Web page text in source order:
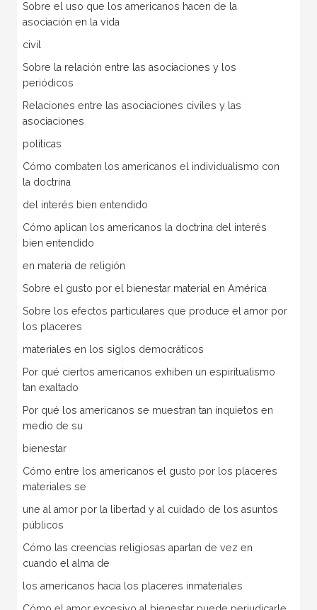
Sobre el uso que los americanos hacen de la
asociación en la vida
civil
Sobre la relación entre las asociaciones y los
periódicos
Relaciones entre las asociaciones civiles y las
asociaciones
políticas
Cómo combaten los americanos el individualismo con
la doctrina
del interés bien entendido
Cómo aplican los americanos la doctrina del interés
bien entendido
en materia de religión
Sobre el gusto por el bienestar material en América
Sobre los efectos particulares que produce el amor por
los placeres
materiales en los siglos democráticos
Por qué ciertos americanos exhiben un espiritualismo
tan exaltado
Por qué los americanos se muestran tan inquietos en
medio de su
bienestar
Cómo entre los americanos el gusto por los placeres
materiales se
une al amor por la libertad y al cuidado de los asuntos
públicos
Cómo las creencias religiosas apartan de vez en
cuando el alma de
los americanos hacia los placeres inmateriales